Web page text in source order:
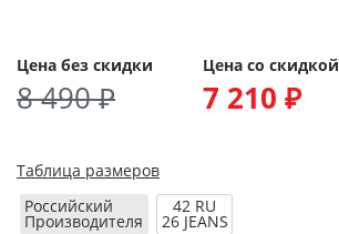
Цена без скидки
8 490 ₽
Цена со скидкой
7 210 ₽
Таблица размеров
Российский
Производителя
42 RU
26 JEANS